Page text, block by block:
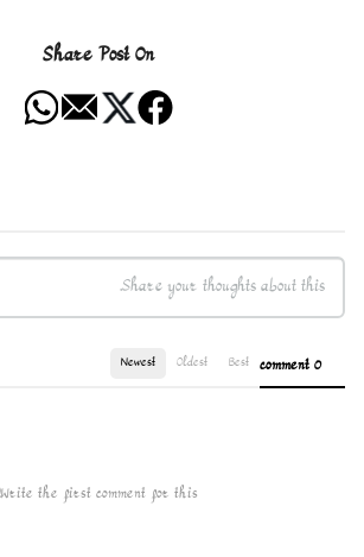
Share Post On
0 comment
Best
Oldest
Newest
Write the first comment for this!